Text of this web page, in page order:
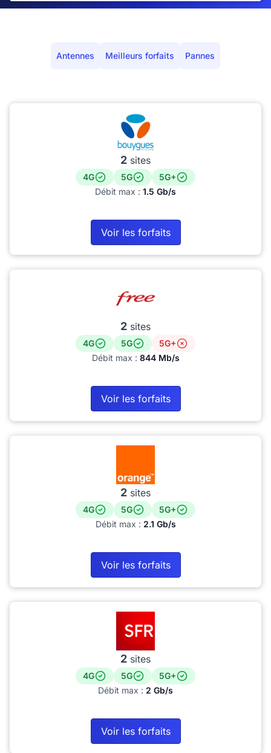
Antennes Meilleurs forfaits Pannes
2 sites
4G 5G
5G+
Débit max : 1.5 Gb/s
Voir les forfaits
2 sites
4G 5G
5G+
Débit max : 844 Mb/s
Voir les forfaits
2 sites
4G 5G
5G+
Débit max : 2.1 Gb/s
Voir les forfaits
2 sites
4G 5G
5G+
Débit max : 2 Gb/s
Voir les forfaits